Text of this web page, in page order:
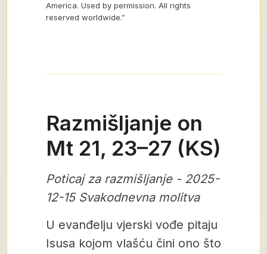
America. Used by permission. All rights
reserved worldwide.”
Razmišljanje on
Mt 21, 23–27 (KS)
Poticaj za razmišljanje - 2025-
12-15 Svakodnevna molitva
U evanđelju vjerski vođe pitaju
Isusa kojom vlašću čini ono što